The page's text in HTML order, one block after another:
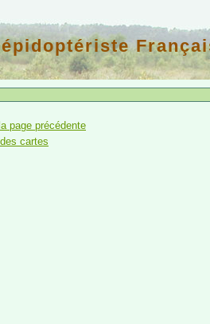
page précédente
cartes